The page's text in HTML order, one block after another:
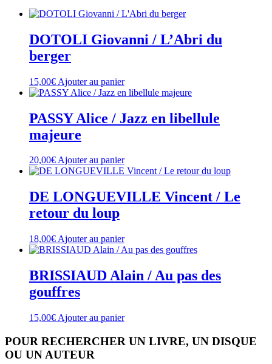
DOTOLI Giovanni / L’Abri du
berger
15,00€ Ajouter au panier
PASSY Alice / Jazz en libellule
majeure
20,00€Ajouter au panier
DE LONGUEVILLE Vincent / Le
retour du loup
18,00€ Ajouter au panier
BRISSIAUD Alain / Au pas des
gouffres
15,00€ Ajouter au panier
POUR RECHERCHER UN LIVRE, UN DISQUE
OU UN AUTEUR